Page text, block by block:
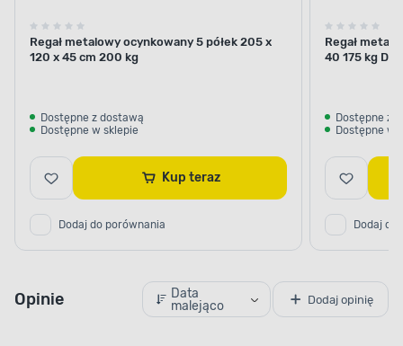
Regał metalowy ocynkowany 5 półek 205 x
120 x 45 cm 200 kg
Dostępne z dostawą
Dostępne w sklepie
Kup teraz
Dodaj do porównania
Regał
40 175 kg
Dostępne z
Dostępne w
Dodaj do
Opinie
Data
malejąco
Dodaj opinię